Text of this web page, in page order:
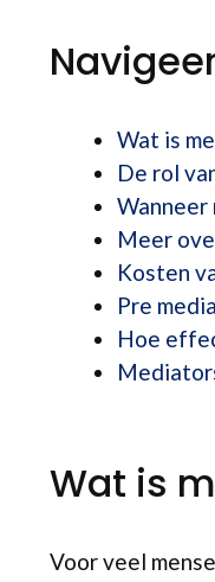
Wat is
De rol
Wanneer
Meer
Kosten
Pre
Hoe
Wat is
Voor veel